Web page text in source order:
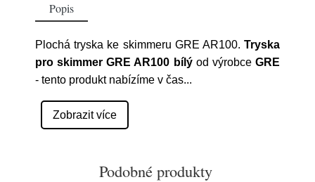
Popis
Plochá tryska ke skimmeru GRE AR100. Tryska
pro skimmer GRE AR100 bílýod výrobceGRE
- tento produkt nabízíme v čas...
Zobrazit více
Podobné produkty